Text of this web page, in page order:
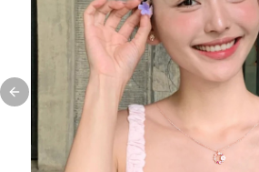
Previous slide